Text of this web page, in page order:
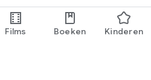
Films Boeken Kinderen